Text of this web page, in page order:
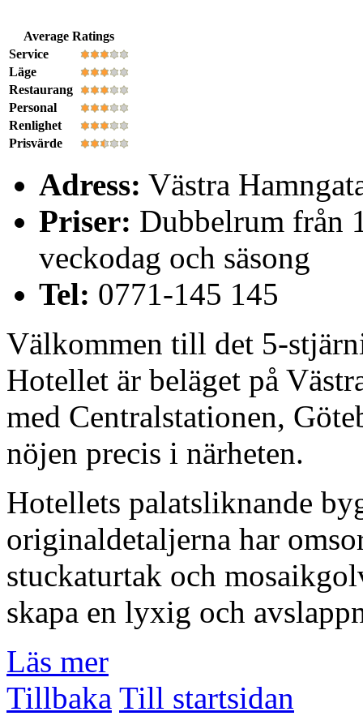
Average Ratings
Service
Läge
Restaurang
Personal
Renlighet
Prisvärde
Adress: Västra
Priser: Dubbelrum från
veckodag och säsong
Tel: 0771-145 145
Välkommen till det 5-
Hotellet är beläget på
med Centralstationen,
nöjen precis i närheten.
Hotellets palatsliknande
originaldetaljerna har
stuckaturtak och
skapa en lyxig och
Läs mer
Tillbaka Till startsidan